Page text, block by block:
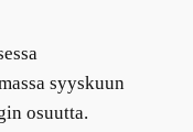
syyskuun
osuutta.